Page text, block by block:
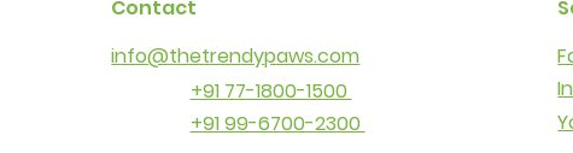
+91 99-6700-2300
+91 77-1800-1500
Contact
info@thetrendypaws.com